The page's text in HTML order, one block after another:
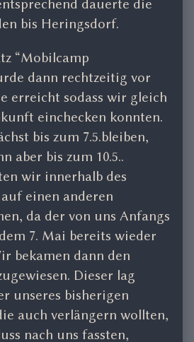
dauerte die
bis Heringsdorf.
“Mobilcamp
dann rechtzeitig vor
erreicht sodass wir gleich
einchecken konnten.
bis zum 7.5.bleiben,
aber bis zum 10.5..
wir innerhalb des
einen anderen
da der von uns Anfangs
7. Mai bereits wieder
bekamen dann den
Dieser lag
unseres bisherigen
auch verlängern wollten,
nach uns fassten,